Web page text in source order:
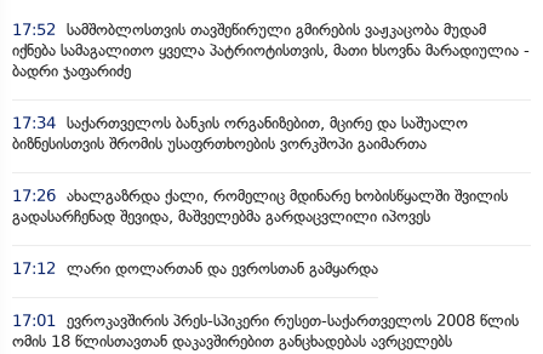
17:52
სამშობლოსთვის თავშეწირული გმირების ვაჟკაცობა მუდამ
იქნება სამაგალითო ყველა პატრიოტისთვის, მათი ხსოვნა მარადიულია -
ბადრი ჯაფარიძე
17:34 საქართველოს ბანკის ორგანიზებით, მცირე და საშუალო
ბიზნესისთვის შრომის უსაფრთხოების ვორკშოპი გაიმართა
17:26 ახალგაზრდა ქალი, რომელიც მდინარე ხობისწყალში შვილის
გადასარჩენად შევიდა, მაშველებმა გარდაცვლილი იპოვეს
17:12 ლარი დოლართან და ევროსთან გამყარდა
17:01
ევროკავშირის პრეს-სპიკერი რუსეთ-საქართველოს 2008 წლის
ომის 18 წლისთავთან დაკავშირებით განცხადებას ავრცელებს